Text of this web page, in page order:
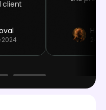
client
2024 24